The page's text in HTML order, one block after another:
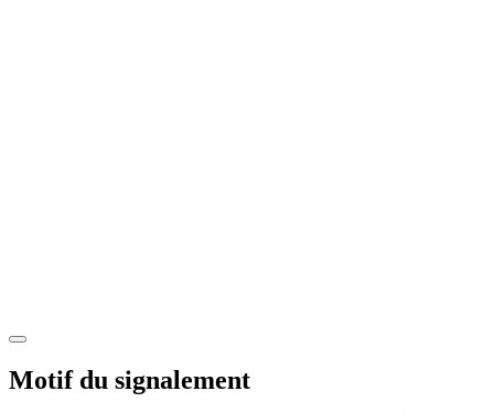
Motif du signalement